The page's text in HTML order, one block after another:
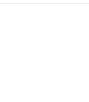
| Hochwertige